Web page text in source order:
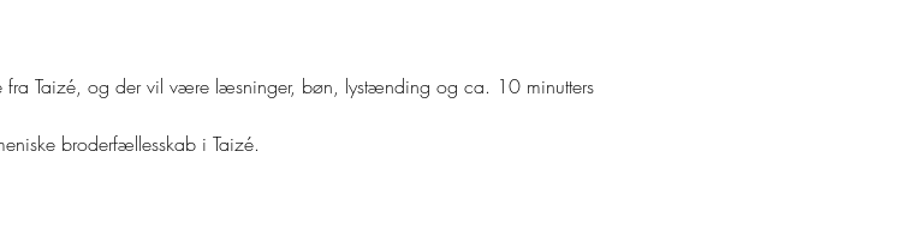
fra Taizé, og der vil være læsninger, bøn, lystænding og ca. 10 minutters
broderfællesskab i Taizé.